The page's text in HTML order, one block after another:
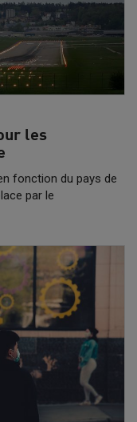
les
fonction du pays de
par le